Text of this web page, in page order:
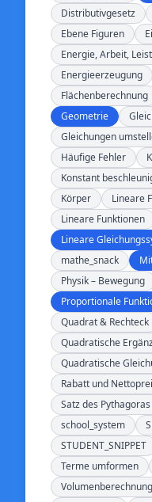
Distributivgesetz
Ebene Figuren
Energie, Arbeit,
Energieerzeugung
Flächenberechnung
Geometrie
Gleichungen
Häufige Fehler
Konstant
Körper
Lineare
Lineare Funktionen
Lineare
mathe_snack
Physik – Bewegung
Proportionale
Quadrat & Rechteck
Quadratische
Quadratische
Rabatt und
Satz des Pythagoras
school_system
STUDENT_SNIPPET
Terme umformen
Volumenberechnung